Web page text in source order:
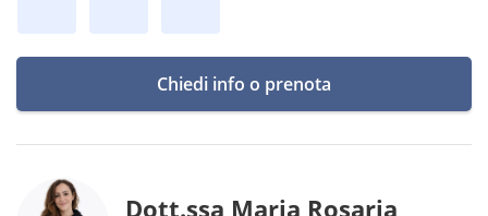
Chiedi info o prenota
Dott.ssa Maria Rosaria